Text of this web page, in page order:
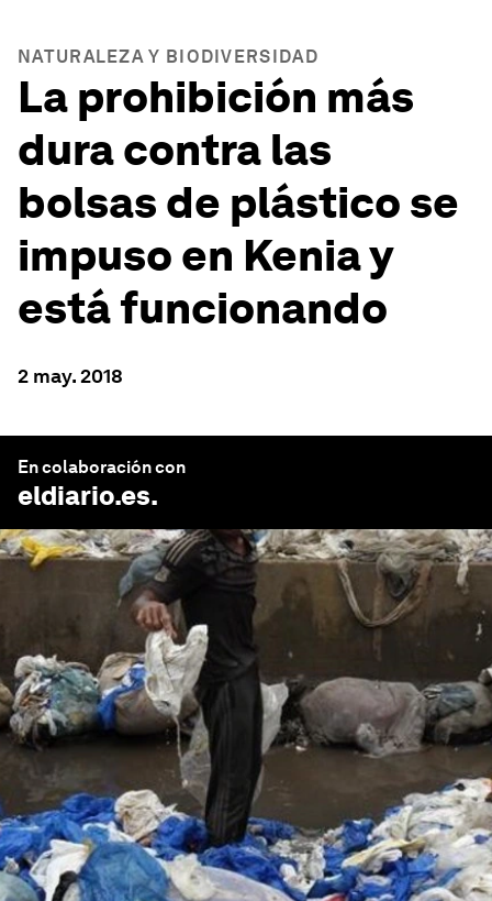
NATURALEZA Y BIODIVERSIDAD
La prohibición más
dura contra las
bolsas de plástico se
impuso en Kenia y
está funcionando
2 may. 2018
En colaboración con
eldiario.es.